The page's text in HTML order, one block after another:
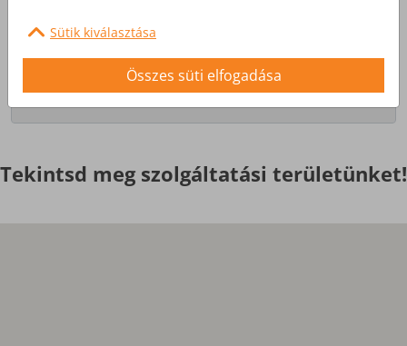
Érdekel
Tekintsd meg szolgáltatási területünket!
Sütik kiválasztása
Összes süti elfogadása